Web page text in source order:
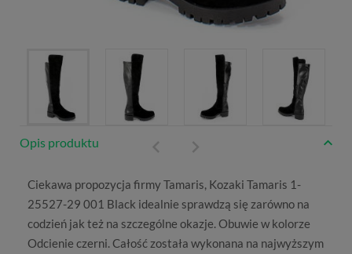
Opis produktu
Ciekawa propozycja firmyTamaris, Kozaki Tamaris 1-
25527-29 001 Black idealnie sprawdzą się zarówno na
codzień jak też na szczególne okazje. Obuwie w kolorze
Odcienie czerni. Całość została wykonana na najwyższym